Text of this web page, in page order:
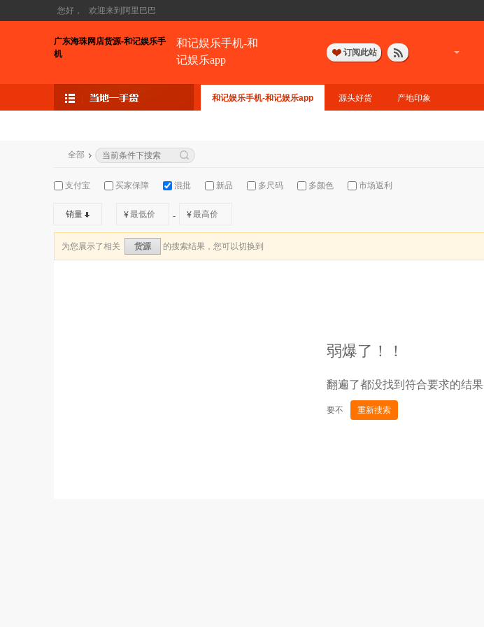
您好， 欢迎来到阿里巴巴
广东海珠网店货源-和记娱乐手
机
和记娱乐手机-和
记娱乐app
订阅此站
和记娱乐手机-和记娱乐app 源头好货 产地印象
全部
支付宝 买家保障 混批 新品 多尺码 多颜色 市场返利
销量 ¥ - ¥
为您展示了相关 货源 的搜索结果，您可以切换到
弱爆了！！
翻遍了都没找到符合要求的结果
要不 重新搜索